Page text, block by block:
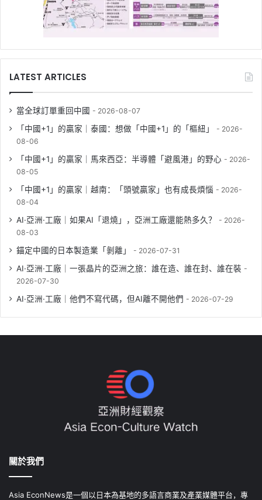
LATEST ARTICLES
當全球訂單重回中國 2026-08-07
「中國+1」的贏家｜泰國：想做「中國+1」的「樞紐」
2026-
08-06
「中國+1」的贏家｜馬來西亞：半導體「避風港」的野心
2026-
08-05
「中國+1」的贏家｜越南：「頭號贏家」也有成長煩惱
2026-
08-04
AI·亞洲·工廠｜如果AI「退燒」，亞洲工廠還能熱多久？
2026-
08-03
錨定中國的日本製造業「剝離」 2026-07-31
AI·亞洲·工廠｜一張晶片的亞洲之旅：誰在造、誰在封、誰在裝
2026-07-30
AI·亞洲·工廠｜他們不寫代碼，但AI離不開他們 2026-07-29
關於我們
Asia EconNews是一個以日本為基地的多語言商業及產業媒體平台，專